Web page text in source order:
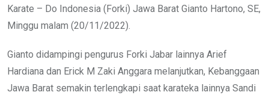
Karate – Do Indonesia (Forki) Jawa Barat Gianto Hartono, SE,
Minggu malam (20/11/2022).
Gianto didampingi pengurus Forki Jabar lainnya Arief
Hardiana dan Erick M Zaki Anggara melanjutkan, Kebanggaan
Jawa Barat semakin terlengkapi saat karateka lainnya Sandi